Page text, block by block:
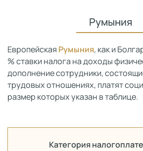
Румыния
Европейская Румыния, как и
% ставки налога на доходы
дополнение сотрудники,
трудовых отношениях, платят
размер которых указан в таблице.
Категория